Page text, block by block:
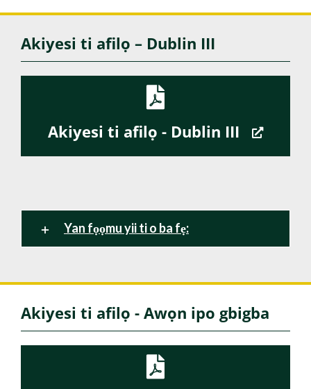
Akiyesi ti afilọ – Dublin III
Akiyesi ti afilọ - Dublin III
Yan fọọmu yii ti o ba fẹ:
Akiyesi ti afilọ - Awọn ipo gbigba